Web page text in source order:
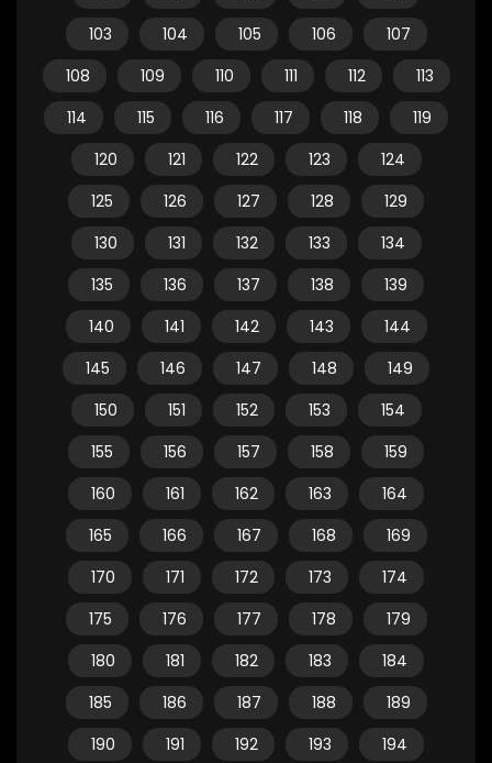
103
104 105 106
107
108
109 110 111 112
113
114
115 116 117 118
119
120
121 122 123
124
125
126 127 128
129
130
131 132 133
134
135
136 137 138
139
140
141 142 143
144
145
146 147 148
149
150
151 152 153
154
155
156 157 158
159
160
161 162 163
164
165
166 167 168
169
170
171 172 173
174
175
176 177 178
179
180
181 182 183
184
185
186 187 188
189
190
191 192 193
194